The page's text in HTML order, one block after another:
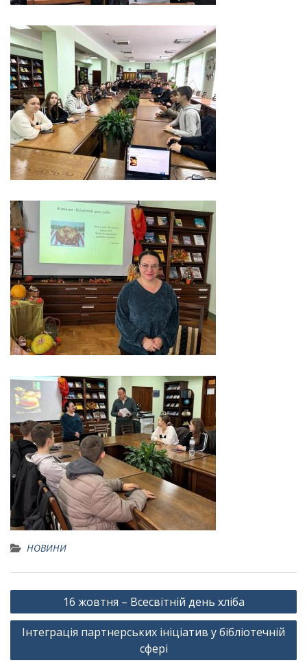
НОВИНИ
Навігація
записів
16 жовтня – Всесвітній день хліба
Інтеграція партнерських ініціатив у бібліотечній
сфері